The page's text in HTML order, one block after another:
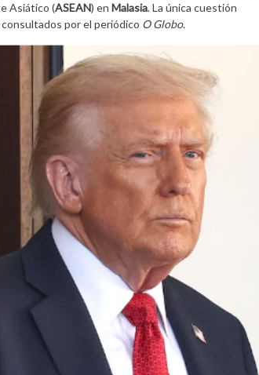
Asiático (ASEAN) en Malasia. La única cuestión
por el periódico O Globo.